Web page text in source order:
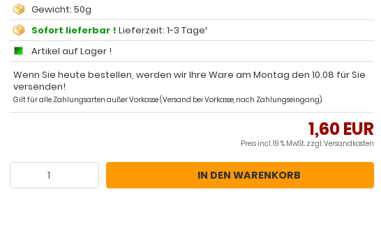
Gewicht: 50g
Sofort lieferbar ! Lieferzeit: 1-3 Tage¹
Artikel auf Lager !
Wenn Sie heute bestellen, werden wir Ihre Ware am Montag den 10.08 für Sie
versenden!
Gilt für alle Zahlungsarten außer Vorkasse (Versand bei Vorkasse, nach Zahlungseingang).
1,60 EUR
Preis incl. 19 % MwSt. zzgl.Versandkosten
IN DEN WARENKORB